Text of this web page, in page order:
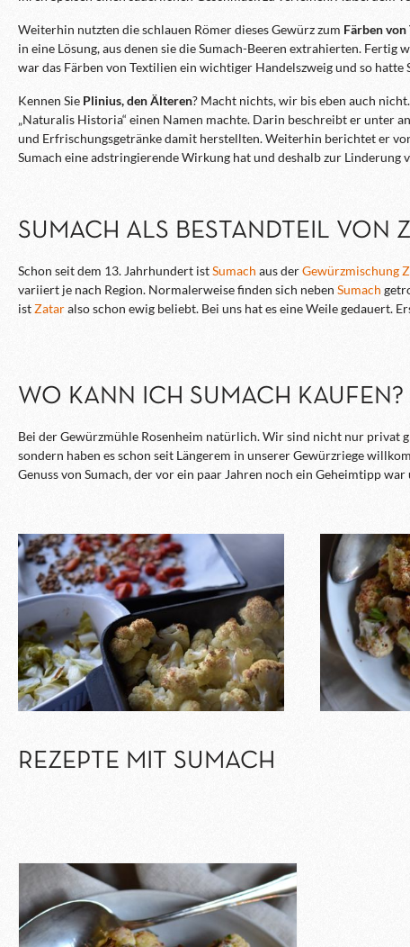
Weiterhin nutzten die schlauen Römer dieses Gewürz zum Färben
in eine Lösung, aus denen sie die Sumach-Beeren extrahierten.
war das Färben von Textilien ein wichtiger Handelszweig und so
Kennen Sie Plinius, den Älteren? Macht nichts, wir bis eben auch
„Naturalis Historia“ einen Namen machte. Darin beschreibt er unter
und Erfrischungsgetränke damit herstellten. Weiterhin berichtet er
Sumach eine adstringierende Wirkung hat und deshalb zur
SUMACH ALS BESTANDTEIL VON
Schon seit dem 13. Jahrhundert istSumach aus derGewürzmischung
variiert je nach Region. Normalerweise finden sich neben Sumach
istZataralso schon ewig beliebt. Bei uns hat es eine Weile gedauert.
WO KANN ICH SUMACH KAUFEN?
Bei der Gewürzmühle Rosenheim natürlich. Wir sind nicht nur privat
sondern haben es schon seit Längerem in unserer Gewürzriege
Genuss von Sumach, der vor ein paar Jahren noch ein Geheimtipp
REZEPTE MIT SUMACH